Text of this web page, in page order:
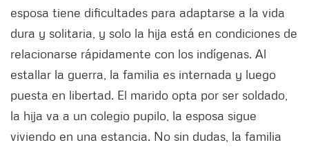
esposa tiene dificultades para adaptarse a la vida
dura y solitaria, y solo la hija está en condiciones de
relacionarse rápidamente con los indígenas. Al
estallar la guerra, la familia es internada y luego
puesta en libertad. El marido opta por ser soldado,
la hija va a un colegio pupilo, la esposa sigue
viviendo en una estancia. No sin dudas, la familia